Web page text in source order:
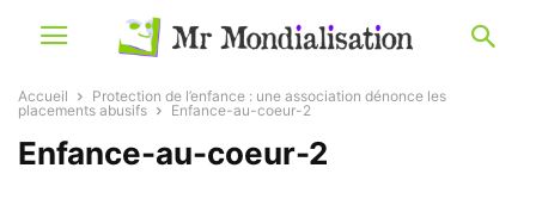
Accueil
Protection de l’enfance : une association dénonce les
placements abusifs
Enfance-au-coeur-2
Enfance-au-coeur-2